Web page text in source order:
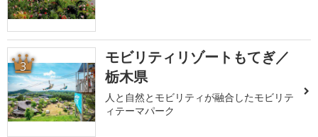
3
モビリティリゾートもてぎ／
栃木県
人と自然とモビリティが融合したモビリテ
ィテーマパーク